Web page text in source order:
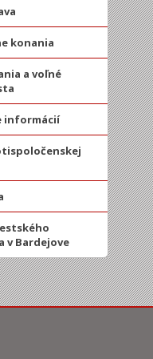
konania
a voľné
informácií
v Bardejove